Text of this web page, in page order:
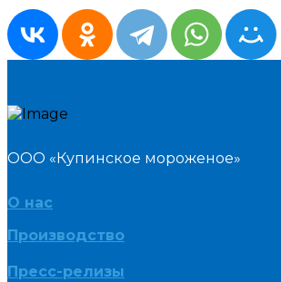
ООО «Купинское мороженое»
О нас
Производство
Пресс-релизы